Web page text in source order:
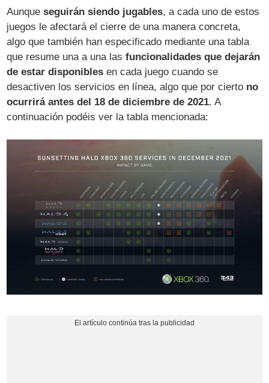
Aunqueseguirán siendo jugables, a cada uno de estos
juegos le afectará el cierre de una manera concreta,
algo que también han especificado mediante una tabla
que resume una a una lasfuncionalidades que dejarán
de estar disponibles en cada juego cuando se
desactiven los servicios en línea, algo que por cierto no
ocurrirá antes del 18 de diciembre de 2021. A
continuación podéis ver la tabla mencionada: